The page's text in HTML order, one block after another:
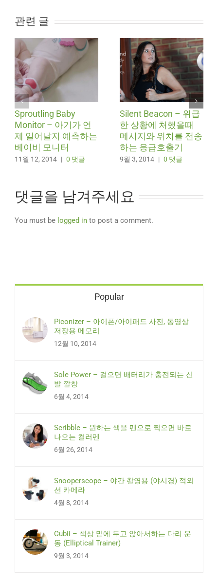
관련 글
Sproutling Baby
Monitor – 아기가 언
제 일어날지 예측하는
베이비 모니터
11월 12, 2014 | 0 댓글
Silent Beacon – 위급
한 상황에 처했을때
메시지와 위치를 전송
하는 응급호출기
9월 3, 2014 | 0 댓글
댓글을 남겨주세요
You must be logged in to post a comment.
Popular
Piconizer – 아이폰/아이패드 사진, 동영상
저장용 메모리
12월 10, 2014
Sole Power – 걸으면 배터리가 충전되는 신
발 깔창
6월 4, 2014
Scribble – 원하는 색을 펜으로 찍으면 바로
나오는 컬러펜
6월 26, 2014
Snooperscope – 야간 촬영용 (야시경) 적외
선 카메라
4월 8, 2014
Cubii – 책상 밑에 두고 앉아서하는 다리 운
동 (Elliptical Trainer)
9월 3, 2014